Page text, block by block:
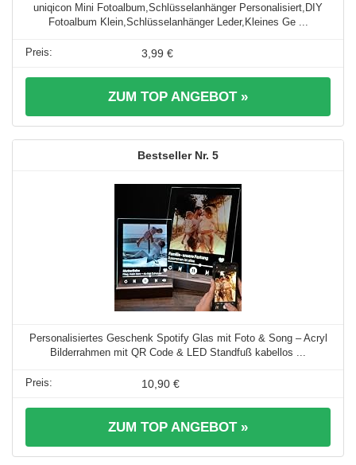
uniqicon Mini Fotoalbum,Schlüsselanhänger Personalisiert,DIY
Fotoalbum Klein,Schlüsselanhänger Leder,Kleines Ge ...
3,99 €
ZUM TOP ANGEBOT »
5
Personalisiertes Geschenk Spotify Glas mit Foto & Song – Acryl
Bilderrahmen mit QR Code & LED Standfuß kabellos ...
10,90 €
ZUM TOP ANGEBOT »